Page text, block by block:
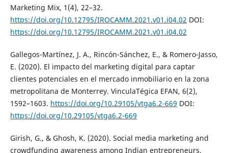
Marketing Mix, 1(4), 22–32.
https://doi.org/10.12795/IROCAMM.2021.v01.i04.02 DOI:
https://doi.org/10.12795/IROCAMM.2021.v01.i04.02
Gallegos-Martínez, J. A., Rincón-Sánchez, E., & Romero-Jasso,
E. (2020). El impacto del marketing digital para captar
clientes potenciales en el mercado inmobiliario en la zona
metropolitana de Monterrey. VinculaTégica EFAN, 6(2),
1592–1603. https://doi.org/10.29105/vtga6.2-669 DOI:
https://doi.org/10.29105/vtga6.2-669
Girish, G., & Ghosh, K. (2020). Social media marketing and
crowdfunding awareness among Indian entrepreneurs.